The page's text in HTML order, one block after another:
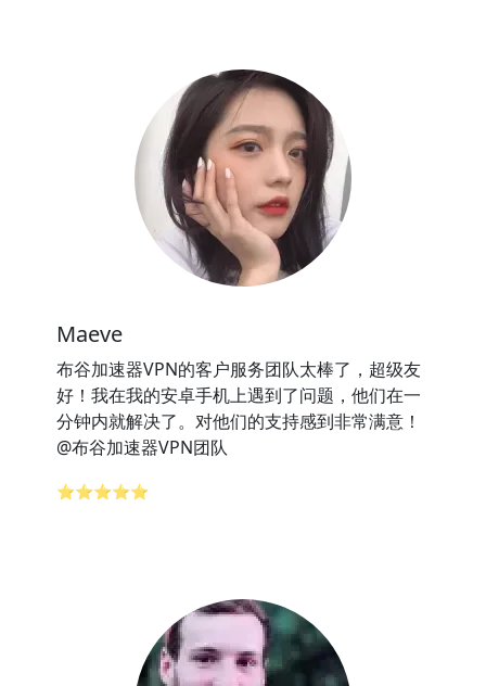
Maeve
布谷加速器VPN的客户服务团队太棒了，超级友
好！我在我的安卓手机上遇到了问题，他们在一
分钟内就解决了。对他们的支持感到非常满意！
@布谷加速器VPN团队
⭐⭐⭐⭐⭐